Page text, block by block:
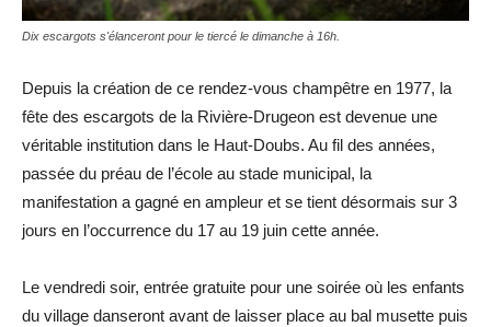
Dix escargots s'élanceront pour le tiercé le dimanche à 16h.
Depuis la création de ce rendez-vous champêtre en 1977, la
fête des escargots de la Rivière-Drugeon est devenue une
véritable institution dans le Haut-Doubs. Au fil des années,
passée du préau de l’école au stade municipal, la
manifestation a gagné en ampleur et se tient désormais sur 3
jours en l’occurrence du 17 au 19 juin cette année.
Le vendredi soir, entrée gratuite pour une soirée où les enfants
du village danseront avant de laisser place au bal musette puis